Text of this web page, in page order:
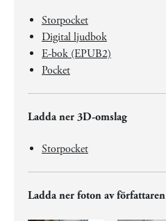
Storpocket
Digital ljudbok
E-bok (EPUB2)
Pocket
Ladda ner 3D-omslag
Storpocket
Ladda ner foton av författaren